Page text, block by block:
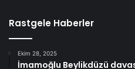
Rastgele Haberler
Ekim 28, 2025
İmamoğlu Beylikdüzü